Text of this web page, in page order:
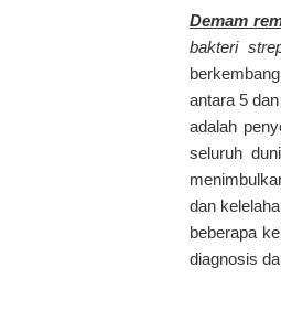
Demam
bakteri
antara 5
adalah
seluruh
dan
beberapa
diagnosis